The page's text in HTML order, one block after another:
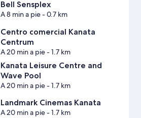
Bell Sensplex
A 8 min a pie- 0.7 km
Centro comercial Kanata
Centrum
A 20 min a pie- 1.7 km
Kanata Leisure Centre and
Wave Pool
A 20 min a pie- 1.7 km
Landmark Cinemas Kanata
A 20 min a pie- 1.7 km